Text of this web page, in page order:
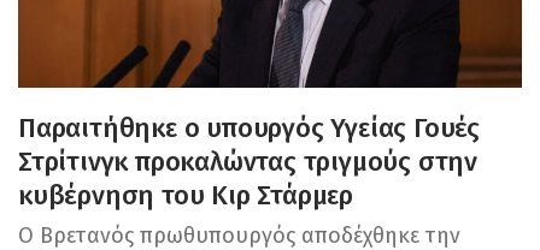
Παραιτήθηκε ο υπουργός Υγείας Γουές
Στρίτινγκ προκαλώντας τριγμούς στην
κυβέρνηση του Κιρ Στάρμερ
Ο Βρετανός πρωθυπουργός αποδέχθηκε την